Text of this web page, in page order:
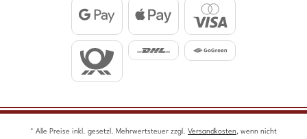
* Alle Preise inkl. gesetzl. Mehrwertsteuer zzgl. Versandkosten, wenn nicht